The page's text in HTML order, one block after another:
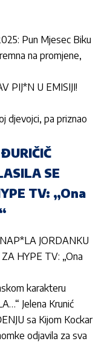
Pun Mjesec Biku
na promjene,
PIJ*N U EMISIJI!
djevojci, pa priznao
SE
TV: „Ona
JORDANKU
HYPE TV: „Ona
karakteru
Jelena Krunić
sa Kijom Kockar
odjavila za sva